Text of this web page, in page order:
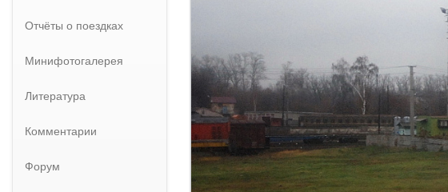
Отчёты о поездках
Минифотогалерея
Литература
Комментарии
Форум